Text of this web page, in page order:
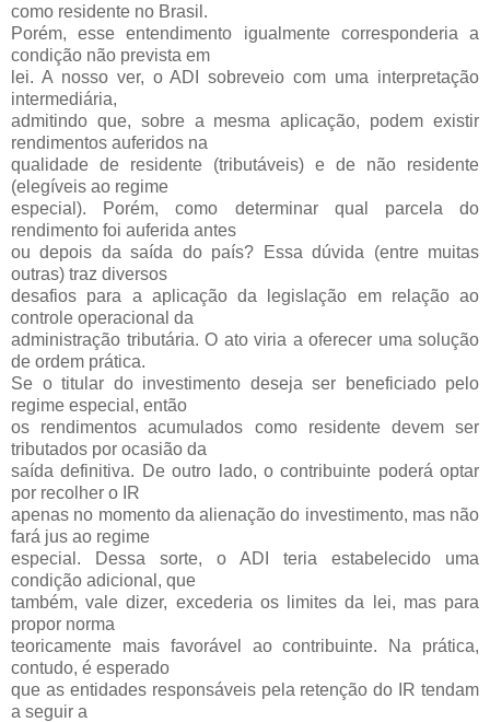
como residente no Brasil.
Porém, esse entendimento igualmente corresponderia a
condição não prevista em
lei. A nosso ver, o ADI sobreveio com uma interpretação
intermediária,
admitindo que, sobre a mesma aplicação, podem existir
rendimentos auferidos na
qualidade de residente (tributáveis) e de não residente
(elegíveis ao regime
especial). Porém, como determinar qual parcela do
rendimento foi auferida antes
ou depois da saída do país? Essa dúvida (entre muitas
outras) traz diversos
desafios para a aplicação da legislação em relação ao
controle operacional da
administração tributária. O ato viria a oferecer uma solução
de ordem prática.
Se o titular do investimento deseja ser beneficiado pelo
regime especial, então
os rendimentos acumulados como residente devem ser
tributados por ocasião da
saída definitiva. De outro lado, o contribuinte poderá optar
por recolher o IR
apenas no momento da alienação do investimento, mas não
fará jus ao regime
especial. Dessa sorte, o ADI teria estabelecido uma
condição adicional, que
também, vale dizer, excederia os limites da lei, mas para
propor norma
teoricamente mais favorável ao contribuinte. Na prática,
contudo, é esperado
que as entidades responsáveis pela retenção do IR tendam
a seguir a